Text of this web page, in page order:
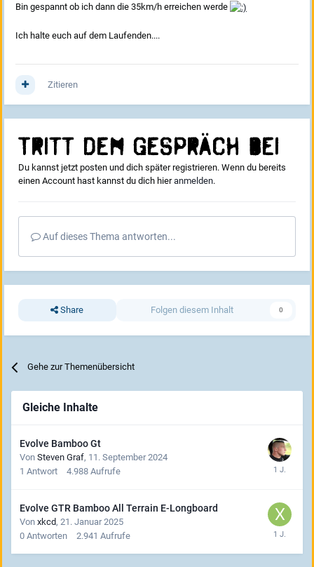
Bin gespannt ob ich dann die 35km/h erreichen werde
Ich halte euch auf dem Laufenden....
Zitieren
Tritt dem Gespräch bei
Du kannst jetzt posten und dich später registrieren. Wenn du bereits
einen Account hast kannst du dich hieranmelden.
Auf dieses Thema antworten...
Share Folgen diesem Inhalt 0
Gehe zur Themenübersicht
Gleiche Inhalte
Evolve Bamboo Gt
Von Steven Graf, 11. September 2024
1 Antwort 4.988 Aufrufe
Evolve GTR Bamboo All Terrain E-Longboard
Von xkcd, 21. Januar 2025
0 Antworten 2.941 Aufrufe